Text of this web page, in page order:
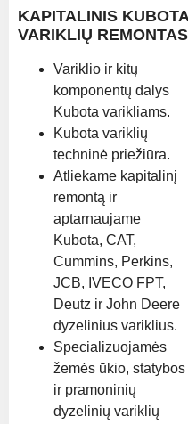
KAPITALINIS KUBOTA
VARIKLIŲ REMONTAS
Variklio ir kitų
komponentų dalys
Kubota varikliams.
Kubota variklių
techninė priežiūra.
Atliekame kapitalinį
remontą ir
aptarnaujame
Kubota, CAT,
Cummins, Perkins,
JCB, IVECO FPT,
Deutz ir John Deere
dyzelinius variklius.
Specializuojamės
žemės ūkio, statybos
ir pramoninių
dyzelinių variklių